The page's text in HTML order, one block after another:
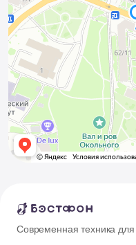
Современная техника